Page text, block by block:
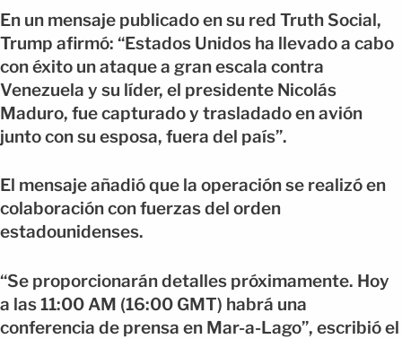
En un mensaje publicado en su red Truth Social,
Trump afirmó: “Estados Unidos ha llevado a cabo
con éxito un ataque a gran escala contra
Venezuela y su líder, el presidente Nicolás
Maduro, fue capturado y trasladado en avión
junto con su esposa, fuera del país”.
El mensaje añadió que la operación se realizó en
colaboración con fuerzas del orden
estadounidenses.
“Se proporcionarán detalles próximamente. Hoy
a las 11:00 AM (16:00 GMT) habrá una
conferencia de prensa en Mar-a-Lago”, escribió el